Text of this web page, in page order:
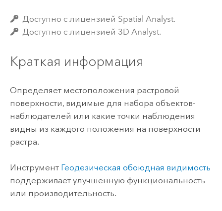
Доступно с лицензией Spatial Analyst.
Доступно с лицензией 3D Analyst.
Краткая информация
Определяет местоположения растровой
поверхности, видимые для набора объектов-
наблюдателей или какие точки наблюдения
видны из каждого положения на поверхности
растра.
Инструмент Геодезическая обоюдная видимость
поддерживает улучшенную функциональность
или производительность.